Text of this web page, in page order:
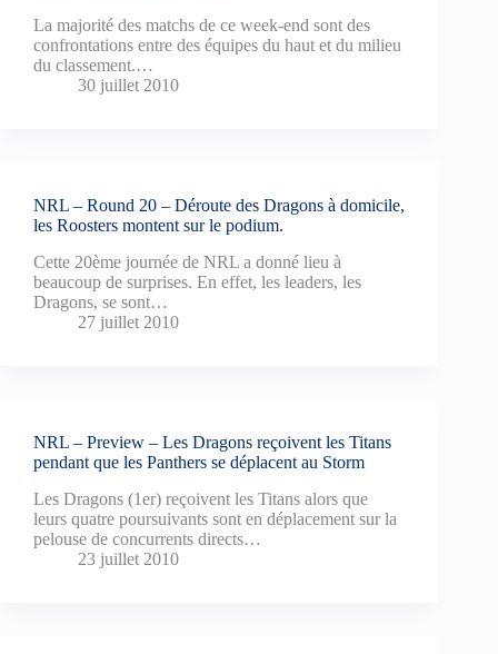
La majorité des matchs de ce week-end sont des
confrontations entre des équipes du haut et du milieu
du classement.…
30 juillet 2010
NRL – Round 20 – Déroute des Dragons à domicile,
les Roosters montent sur le podium.
Cette 20ème journée de NRL a donné lieu à
beaucoup de surprises. En effet, les leaders, les
Dragons, se sont…
27 juillet 2010
NRL – Preview – Les Dragons reçoivent les Titans
pendant que les Panthers se déplacent au Storm
Les Dragons (1er) reçoivent les Titans alors que
leurs quatre poursuivants sont en déplacement sur la
pelouse de concurrents directs…
23 juillet 2010